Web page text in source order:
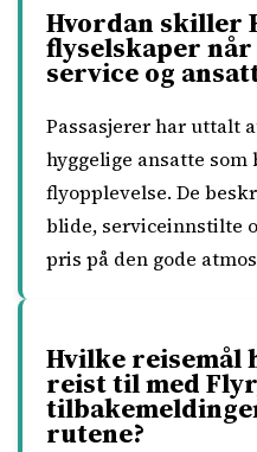
Hvordan skiller
flyselskaper
service og
Passasjerer har uttalt
hyggelige ansatte
flyopplevelse. De
blide, serviceinnstilte
pris på den gode
Hvilke reisemål
reist til med
rutene?